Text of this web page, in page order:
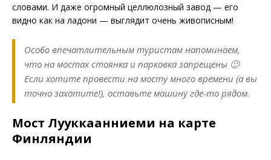
словами. И даже огромный целлюлозный завод — его
видно как на ладони — выглядит очень живописным!
Особо впечатлительным туристам напоминаем,
что на мостах стоянка и парковка запрещены 🙂
Если хотите провести на мосту много времени (а вы
точно захотите!), оставьте машину где-то рядом.
Мост Лууккаанниеми на карте
Финляндии